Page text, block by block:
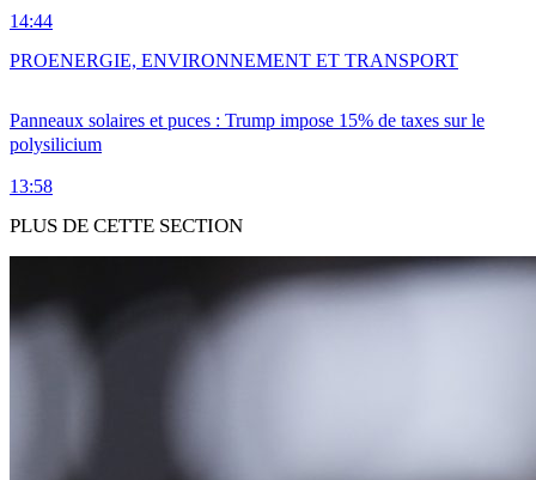
14:44
Panneaux solaires et puces : Trump impose 15% de taxes sur le
polysilicium
13:58
PROENERGIE, ENVIRONNEMENT ET TRANSPORT
PLUS DE CETTE SECTION